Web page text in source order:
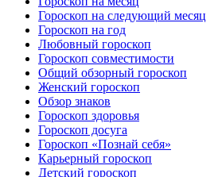
Гороскоп на следующий месяц
Гороскоп на год
Любовный гороскоп
Гороскоп совместимости
Общий обзорный гороскоп
Женский гороскоп
Обзор знаков
Гороскоп здоровья
Гороскоп досуга
Гороскоп «Познай себя»
Карьерный гороскоп
Детский гороскоп